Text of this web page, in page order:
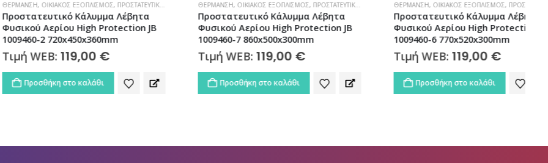
ΟΙΚΙΑΚΌΣ ΕΞΟΠΛΙΣΜΌΣ, ΠΡΟΣΤΑΤΕΥΤΙΚΆ ΜΟΝΆΔΩΝ ,ΣΠΊΤΙ ΣΠΊΤΙ & ΚΉΠΟΣ,ΦΥΣΙΚΌ ΑΈΡΙΟ
Κάλυμμα Λέβητα
High Protection JB
720x450x360mm
119,00€
στο καλάθι
ΘΈΡΜΑΝΣΗ ΟΙΚΙΑΚΌΣ ΕΞΟΠΛΙΣΜΌΣ, ΠΡΟΣΤΑΤΕΥΤΙΚΆ ΜΟΝΆΔΩΝ ,ΣΠΊΤΙ ΣΠΊΤΙ & ΚΉΠΟΣ,ΦΥΣΙΚΌ ΑΈΡΙΟ
Προστατευτικό Κάλυμμα Λέβητα
Φυσικού Αερίου High Protection JB
1009460-7 860x500x300mm
Τιμή WEB:119,00€
Προσθήκη στο καλάθι
ΘΈΡΜΑΝΣΗ ΟΙΚΙΑΚΌΣ ΕΞΟΠΛΙΣΜΌΣ, ΠΡΟΣΤΑΤΕΥΤΙΚΆ ΜΟΝΆΔΩΝ
Προστατευτικό Κάλυμμα Λέβητα
Φυσικού Αερίου High Protection JB
1009460-6 770x520x300mm
Τιμή WEB:119,00€
Προσθήκη στο καλάθι